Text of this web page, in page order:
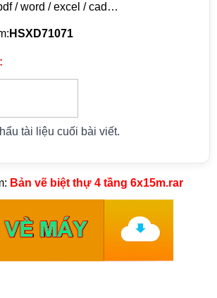
/ word / excel / cad…
HSXD71071
tài liệu cuối bài viết.
Bản vẽ biệt thự 4 tầng 6x15m.rar